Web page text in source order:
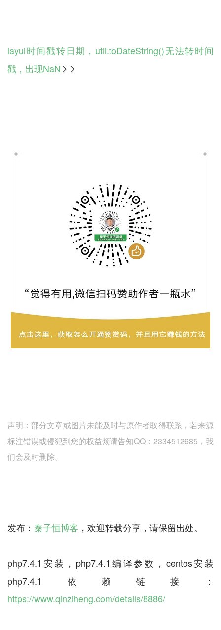
layui时间戳转日期，util.toDateString()无法转时间
戳，出现NaN 
声明：部分文章或图片未能及时与原作者取得联系，若来源
标注错误或侵犯到您的权益烦请告知QQ：2334512685，我
们会及时删除。
发布： 秦子恒博客 ，欢迎转载分享，请保留出处。
php7.4.1安装，php7.4.1编译参数，centos安装
php7.4.1依赖链接：
https://www.qinziheng.com/details/8886/